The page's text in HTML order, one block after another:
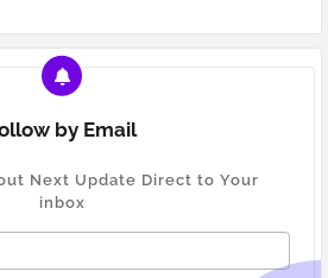
by Email
Next Update Direct to Your
inbox